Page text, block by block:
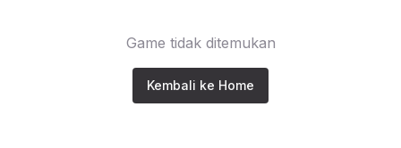
Game tidak ditemukan
Kembali ke Home